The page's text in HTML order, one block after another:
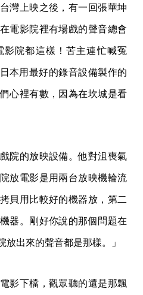
灣上映之後，有一回張華坤
電影院裡有場戲的聲音總會
院都這樣！苦主連忙喊冤
本用最好的錄音設備製作的
心裡有數，因為在坎城是看
院的放映設備。他對沮喪氣
放電影是用兩台放映機輪流
貝用比較好的機器放，第二
器。剛好你說的那個問題在
出來的聲音都是那樣。」
影下檔，觀眾聽的還是那飄